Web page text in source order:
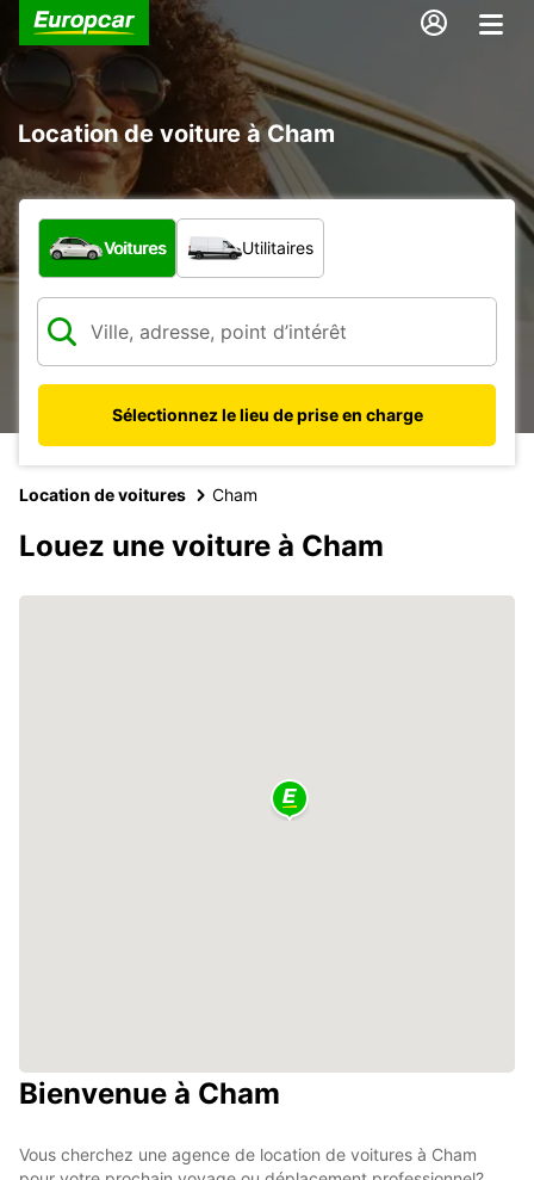
Location de voiture à Cham
Quel type de véhicule ?
Voitures Utilitaires
Sélectionnez le lieu de prise en charge
Location de voitures Cham
Louez une voiture à Cham
Bienvenue à Cham
Vous cherchez une agence de location de voitures à Cham